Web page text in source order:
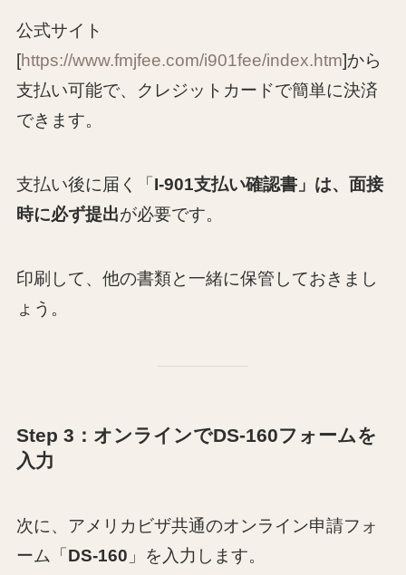
公式サイト
[https://www.fmjfee.com/i901fee/index.htm]から
支払い可能で、クレジットカードで簡単に決済
できます。
支払い後に届く「 I-901支払い確認書」は、面接
時に必ず提出が必要です。
印刷して、他の書類と一緒に保管しておきまし
ょう。
Step 3：オンラインでDS-160フォームを
入力
次に、アメリカビザ共通のオンライン申請フォ
ーム「 DS-160 」を入力します。